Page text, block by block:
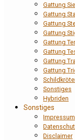
Gattung
Gattung
Gattung
Gattung
Gattung
Gattung
Gattung
Gattung
Sonstiges
Hybriden
Sonstiges
Impressum
Disclaimer